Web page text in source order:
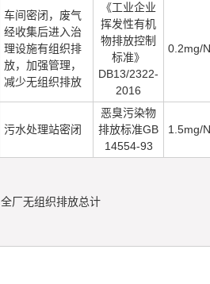
车间密闭，废气
经收集后进入治
理设施有组织排
放，加强管理，
减少无组织排放
《工业企业
挥发性有机
物排放控制
标准》
DB13/2322-
2016
0.2mg/
污水处理站密闭
恶臭污染物
排放标准GB
14554-93
1.5mg/
全厂无组织排放总计